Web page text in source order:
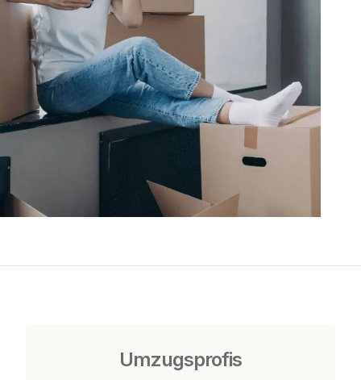
Umzugsprofis